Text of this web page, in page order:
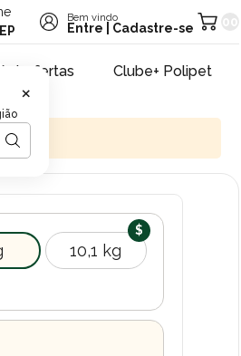
×
Bem vindo
Entre Cadastre-se
Pet ofertas Clube+ Polipet
10,1 kg